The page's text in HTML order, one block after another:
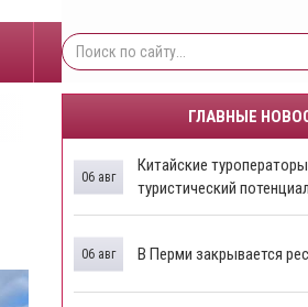
ГЛАВНЫЕ
Китайские
туристический
06 авг
В Перми закрывается
06 авг